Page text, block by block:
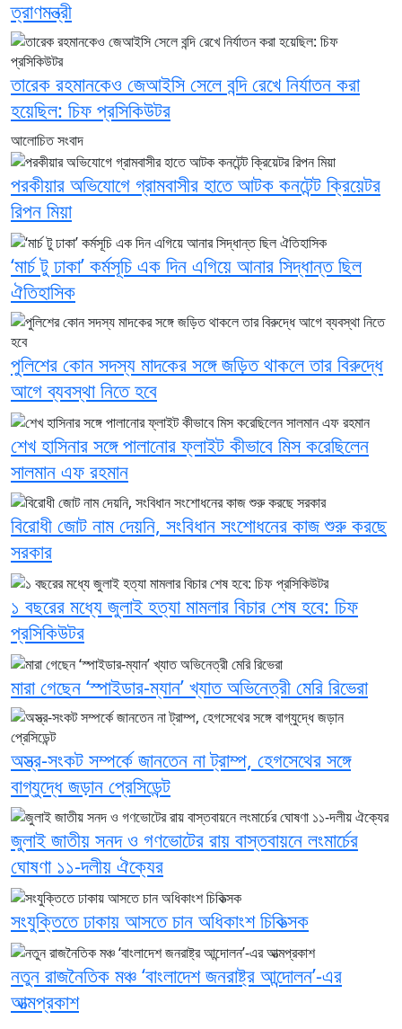
ত্রাণমন্ত্রী
তারেক রহমানকেও জেআইসি সেলে বন্দি রেখে নির্যাতন করা
হয়েছিল: চিফ প্রসিকিউটর
আলোচিত সংবাদ
পরকীয়ার অভিযোগে গ্রামবাসীর হাতে আটক কনটেন্ট ক্রিয়েটর
রিপন মিয়া
‘মার্চ টু ঢাকা’ কর্মসূচি এক দিন এগিয়ে আনার সিদ্ধান্ত ছিল
ঐতিহাসিক
পুলিশের কোন সদস্য মাদকের সঙ্গে জড়িত থাকলে তার বিরুদ্ধে
আগে ব্যবস্থা নিতে হবে
শেখ হাসিনার সঙ্গে পালানোর ফ্লাইট কীভাবে মিস করেছিলেন
সালমান এফ রহমান
বিরোধী জোট নাম দেয়নি, সংবিধান সংশোধনের কাজ শুরু করছে
সরকার
১ বছরের মধ্যে জুলাই হত্যা মামলার বিচার শেষ হবে: চিফ
প্রসিকিউটর
মারা গেছেন ‘স্পাইডার-ম্যান’ খ্যাত অভিনেত্রী মেরি রিভেরা
অস্ত্র-সংকট সম্পর্কে জানতেন না ট্রাম্প, হেগসেথের সঙ্গে
বাগ্‌যুদ্ধে জড়ান প্রেসিডেন্ট
জুলাই জাতীয় সনদ ও গণভোটের রায় বাস্তবায়নে লংমার্চের
ঘোষণা ১১-দলীয় ঐক্যের
সংযুক্তিতে ঢাকায় আসতে চান অধিকাংশ চিকিত্সক
নতুন রাজনৈতিক মঞ্চ ‘বাংলাদেশ জনরাষ্ট্র আন্দোলন’-এর
আত্মপ্রকাশ